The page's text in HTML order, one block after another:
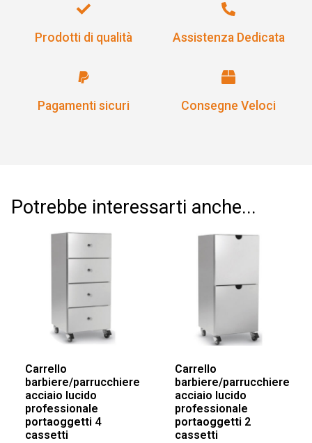
Prodotti di qualità Assistenza Dedicata
Pagamenti sicuri Consegne Veloci
Potrebbe interessarti anche...
Carrello
barbiere/parrucchiere
acciaio lucido
professionale
portaoggetti 4
cassetti
Carrello
barbiere/parrucchiere
acciaio lucido
professionale
portaoggetti 2
cassetti